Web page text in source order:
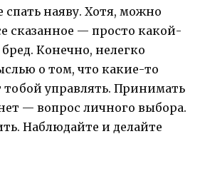
спать наяву. Хотя, можно
сказанное — просто какой-
Конечно, нелегко
о том, что какие-то
управлять. Принимать
— вопрос личного выбора.
Наблюдайте и делайте